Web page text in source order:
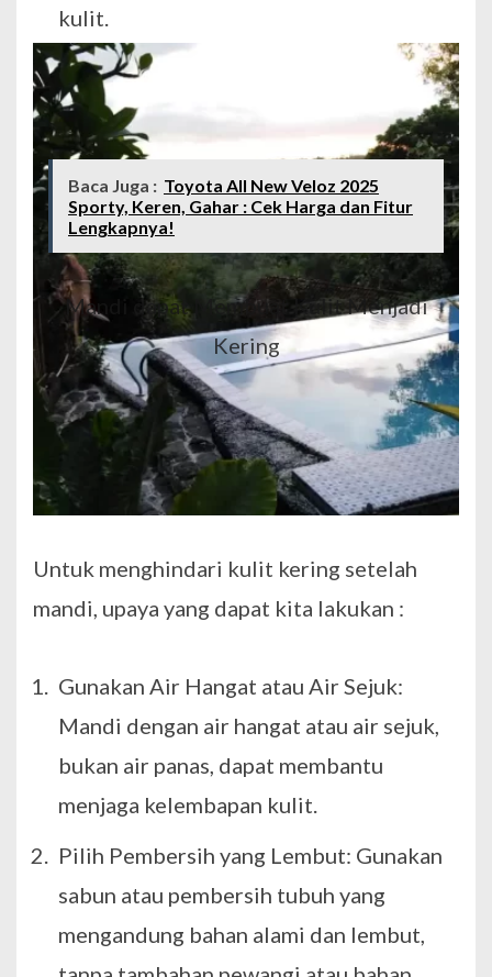
kulit.
Baca Juga : Toyota All New Veloz 2025
Sporty, Keren, Gahar : Cek Harga dan Fitur
Lengkapnya!
Mandi dapat Membuat Kulit Menjadi
Kering
Untuk menghindari kulit kering setelah
mandi, upaya yang dapat kita lakukan :
Gunakan Air Hangat atau Air Sejuk:
Mandi dengan air hangat atau air sejuk,
bukan air panas, dapat membantu
menjaga kelembapan kulit.
Pilih Pembersih yang Lembut: Gunakan
sabun atau pembersih tubuh yang
mengandung bahan alami dan lembut,